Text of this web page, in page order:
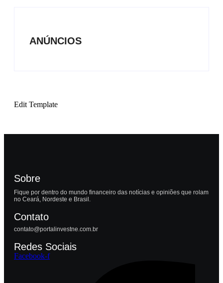
ANÚNCIOS
Edit Template
Sobre
Fique por dentro do mundo financeiro das notícias e opiniões que rolam
no Ceará, Nordeste e Brasil.
Contato
contato@portalinvestne.com.br
Redes Sociais
Facebook-f